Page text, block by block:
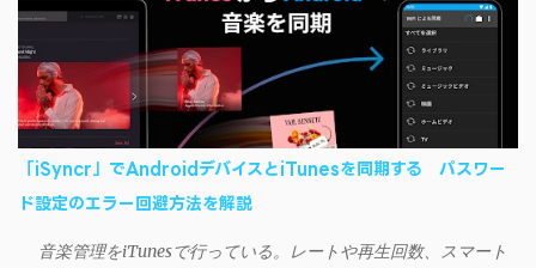
「iSyncr」でAndroidデバイスとiTunesを同期する パスワー
ド設定のエラー回避方法を解説
音楽管理をiTunesで行っている。レートや再生回数、スマート